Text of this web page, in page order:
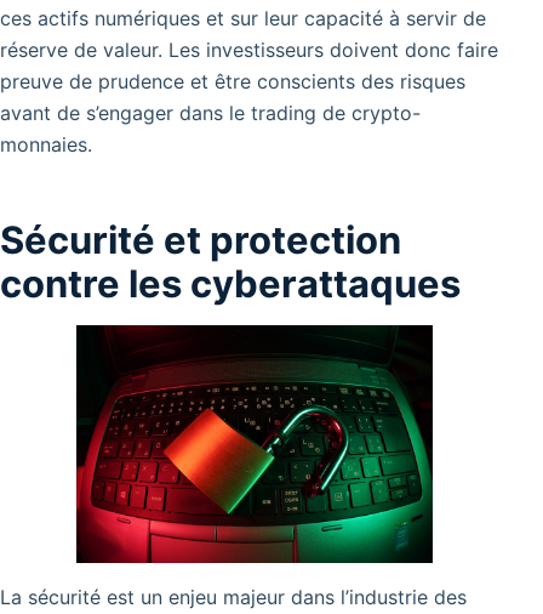
ces actifs numériques et sur leur capacité à servir de
réserve de valeur. Les investisseurs doivent donc faire
preuve de prudence et être conscients des risques
avant de s’engager dans le trading de crypto-
monnaies.
Sécurité et protection
contre les cyberattaques
La sécurité est un enjeu majeur dans l’industrie des